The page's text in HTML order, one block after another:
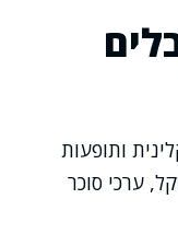
ותופעות
ערכי סוכר